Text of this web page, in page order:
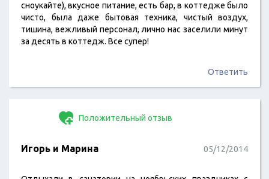
сноукайте), вкусное питание, есть бар, в коттедже было
чисто, была даже бытовая техника, чистый воздух,
тишина, вежливый персонал, лично нас заселили минут
за десять в коттедж. Все супер!
Ответить
Положительный отзыв
Игорь и Марина 05/12/2014